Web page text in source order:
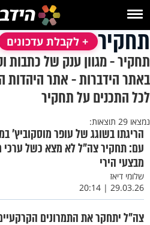
תחקיר + לקבלת עדכונים
תחקיר - מגוון ענק של כתבות
באתר הידברות - אתר היהדות
לכל התכנים על תחקיר
נמצאו 29 תוצאות:
הריגתו בשוגג של עופר מוסקוביץ'
עם: תחקיר צה"ל לא מצא כשל ערכי
מבצעי הירי
שלומי דיאז
29.03.26 | 20:14
צה"ל יתחקר את התמרונים